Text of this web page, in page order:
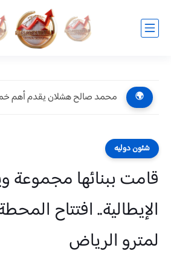
🌍 محمد صالح هشلان يقدم أهم
شئون دوليه
قامت ببنائها مجموعة
الإيطالية.. افتتاح
لمترو الرياض